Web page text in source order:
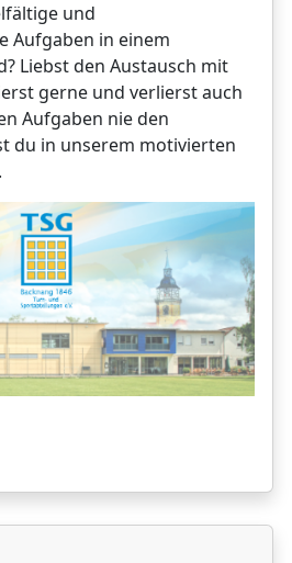
und
Aufgaben in einem
Liebst den Austausch mit
gerne und verlierst auch
Aufgaben nie den
du in unserem motivierten